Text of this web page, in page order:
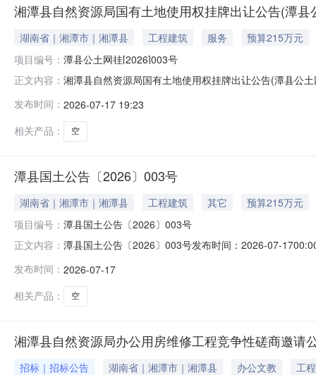
湘潭县自然资源局国有土地使用权挂牌出让公告(潭
湖南省｜湘潭市｜湘潭县 工程建筑 服务
预算215万元
项目编号： 潭县公土网挂[2026]003号
正文内容： 湘潭县自然资源局国有土地使用权挂牌出让公告(潭县公
挂牌出让方式地块的基本情况和规划指标要求：宗地编
发布时间： 2026-07-17 19:23
相关产品：
空
潭县国土公告〔2026〕003号
湖南省｜湘潭市｜湘潭县 工程建筑 其它
预算215万元
项目编号： 潭县国土公告〔2026〕003号
正文内容： 潭县国土公告〔2026〕003号发布时间：2026-07-
编号：宗地总面积：4200平方米宗地坐落：湘潭县石潭
发布时间： 2026-07-17
相关产品：
空
湘潭县自然资源局办公用房维修工程竞争性磋商邀请
招标｜招标公告 湖南省｜湘潭市｜湘潭县 办公文教
工程